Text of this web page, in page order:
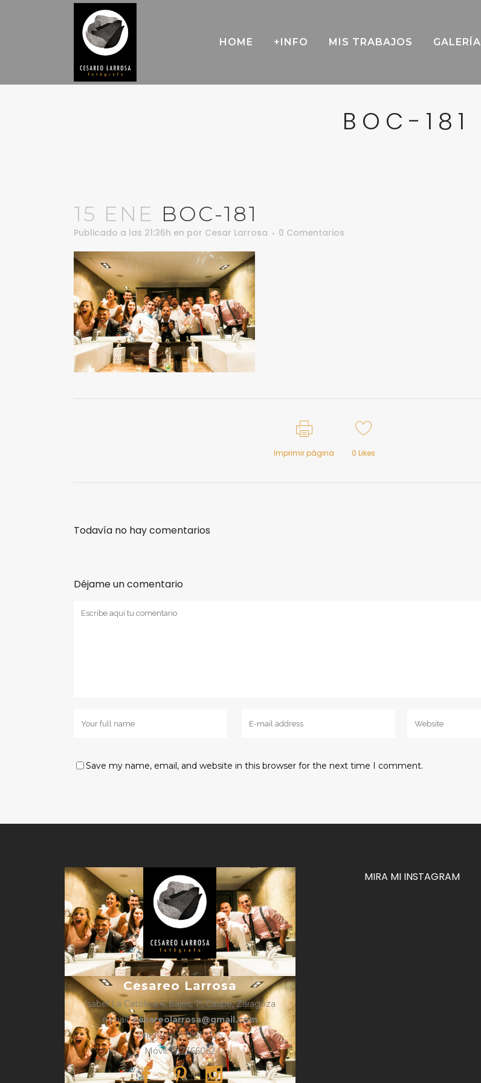
HOME +INFO MIS TRABAJOS GALERÍA
BOC-181
15 ENE BOC-181
Publicado a las 21:36h en por Cesar Larrosa 0 Comentarios
Imprimir página 0 Likes
Todavía no hay comentarios
Déjame un comentario
Save my name, email, and website in this browser for the next time I comment.
Cesareo Larrosa
Isabel La Católica 4, bajos, 1º, Caspe, Zaragoza
e-mail:cesareolarrosa@gmail.com
Teléfono: 876610325
Móvil: 657366052
MIRA MI INSTAGRAM